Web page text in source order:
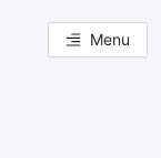
Menu